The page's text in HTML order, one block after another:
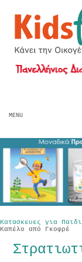
MENU
Κατασκευες για
Καπέλο από Γκοφρέ